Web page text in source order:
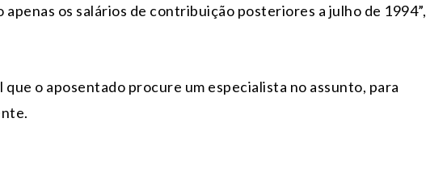
os salários de contribuição posteriores a julho de 1994”,
o aposentado procure um especialista no assunto, para